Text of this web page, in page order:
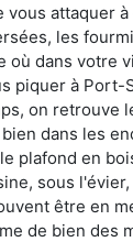
vous attaquer
les
où dans votre
piquer à
on retrouve
dans les
plafond en
sous l'évier,
être en
de bien des